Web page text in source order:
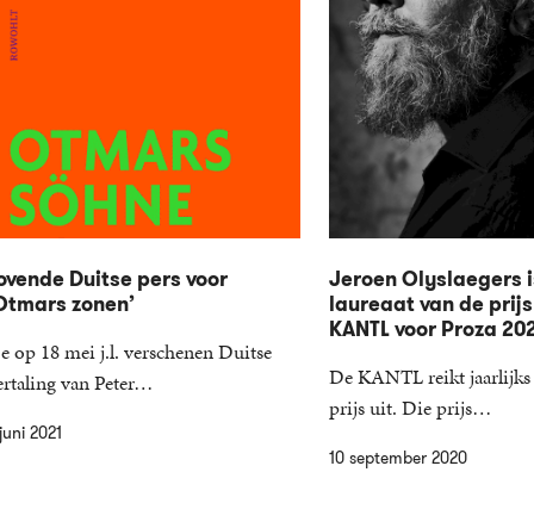
2021
Duitse pers voor
zonen’
op 18 mei j.l. verschenen Duitse
van Peter…
10 september 2020
Jeroen Olyslaegers
laureaat van de
KANTL voor Proza
De KANTL reikt jaarlijks
prijs uit. Die prijs…